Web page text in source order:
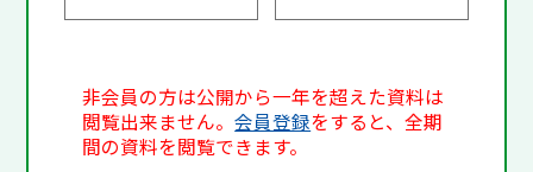
非会員の方は公開から一年を超えた資料は
閲覧出来ません。会員登録をすると、全期
間の資料を閲覧できます。